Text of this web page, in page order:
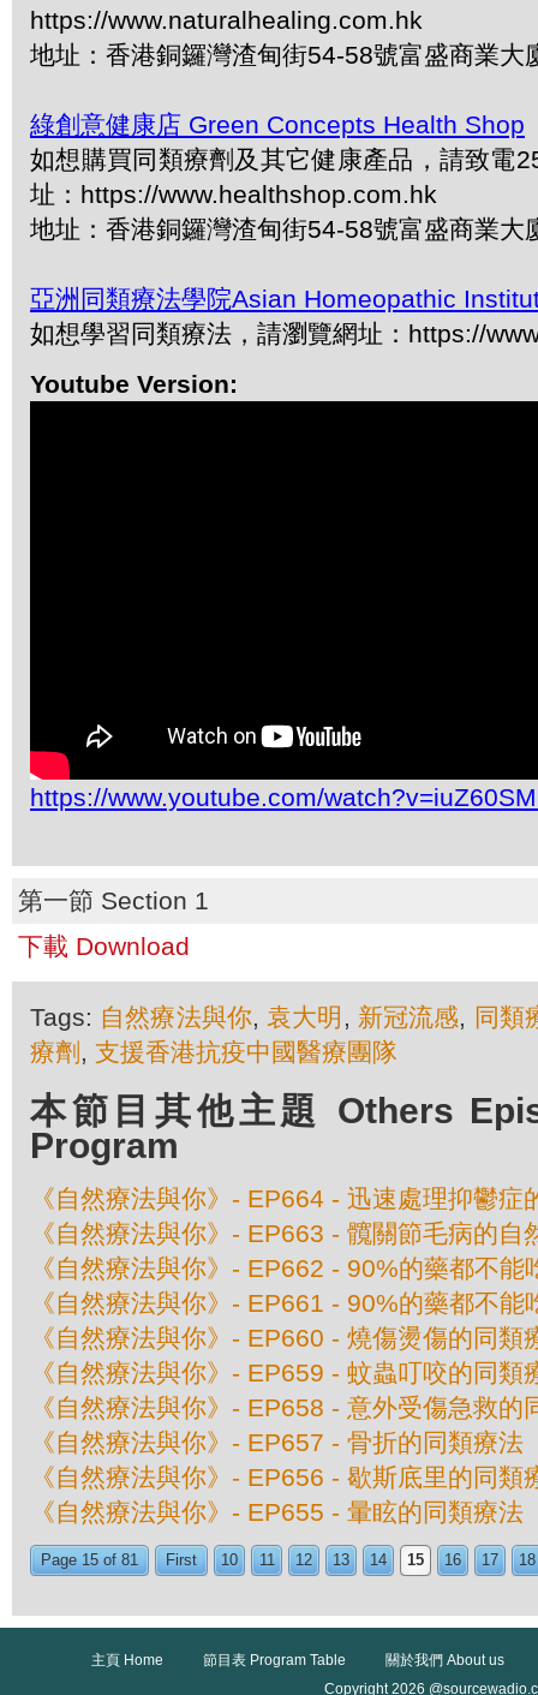
https://www.naturalhealing.com.hk
地址：香港銅鑼灣渣甸街54-58號富盛商業大
綠創意健康店 Green Concepts Health Shop
如想購買同類療劑及其它健康產品，請致電
址：https://www.healthshop.com.hk
地址：香港銅鑼灣渣甸街54-58號富盛商業大
亞洲同類療法學院Asian Homeopathic
如想學習同類療法，請瀏覽網址：https://
Youtube Version:
https://www.youtube.com/
第一節 Section 1
下載 Download
Tags: 自然療法與你,袁大明 , 新冠流感, 同類
療劑 , 支援香港抗疫中國醫療團隊
本節目其他主題 Others
Program
《自然療法與你》- EP664 - 迅速處理抑鬱症
《自然療法與你》- EP663 - 髖關節毛病的自
《自然療法與你》- EP662 - 90%的藥都不能
《自然療法與你》- EP661 - 90%的藥都不能
《自然療法與你》- EP660 - 燒傷燙傷的同類
《自然療法與你》- EP659 - 蚊蟲叮咬的同類
《自然療法與你》- EP658 - 意外受傷急救的
《自然療法與你》- EP657 - 骨折的同類療法
《自然療法與你》- EP656 - 歇斯底里的同類
《自然療法與你》- EP655 - 暈眩的同類療法
Page 15 of 81 First 10 11 12 13 14 15 16 17 18
主頁 Home 節目表 Program Table
關於我們 About us
Copyright 2026